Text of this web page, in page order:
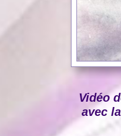
Vidéo
avec